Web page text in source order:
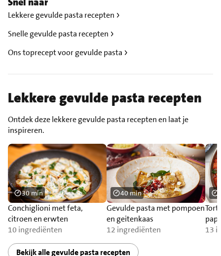
Lekkere gevulde pasta recepten
Snelle gevulde pasta recepten
Ons toprecept voor gevulde pasta
Lekkere gevulde pasta recepten
Ontdek deze lekkere gevulde pasta recepten en laat je
inspireren.
Conchiglioni met feta,
citroen en erwten
10 ingrediënten
30 min
Gevulde pasta met pompoen
en geitenkaas
12 ingrediënten
40 min
13
Bekijk alle gevulde pasta recepten